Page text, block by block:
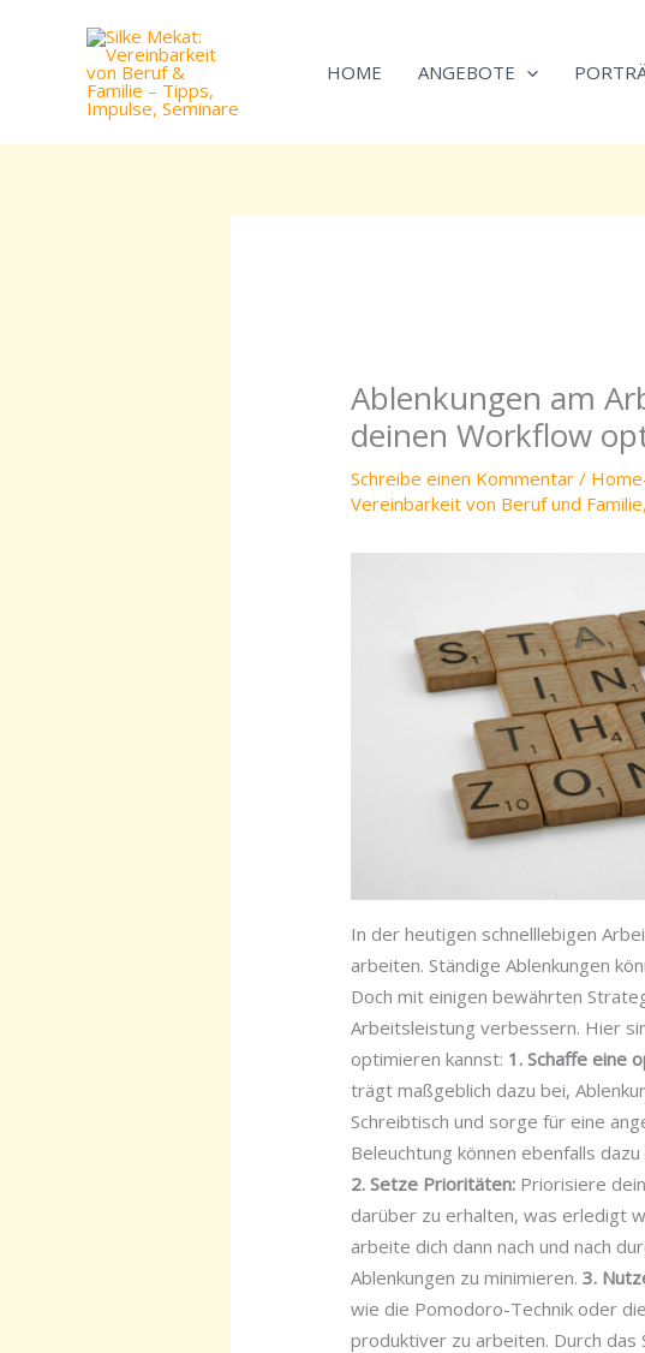
HOME ANGEBOTE
Ablenkungen am
deinen Workflow
Schreibe einen Kommentar /
Vereinbarkeit von Beruf und Familie
In der heutigen schnelllebigen
arbeiten. Ständige Ablenkungen
Doch mit einigen bewährten
Arbeitsleistung verbessern. Hier
optimieren kannst: 1. Schaffe eine
trägt maßgeblich dazu bei,
Schreibtisch und sorge für eine
Beleuchtung können ebenfalls
2. Setze Prioritäten: Priorisiere
darüber zu erhalten, was erledigt
arbeite dich dann nach und nach
Ablenkungen zu minimieren.3.
wie die Pomodoro-Technik oder
produktiver zu arbeiten. Durch
sich